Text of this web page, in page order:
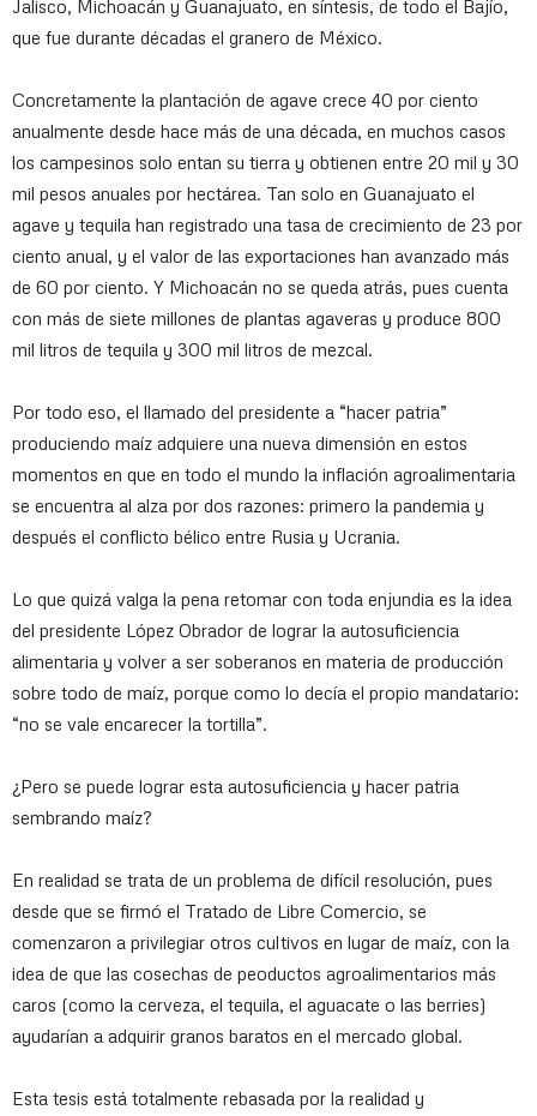
Jalisco, Michoacán y Guanajuato, en síntesis, de todo el Bajío,
que fue durante décadas el granero de México.
Concretamente la plantación de agave crece 40 por ciento
anualmente desde hace más de una década, en muchos casos
los campesinos solo entan su tierra y obtienen entre 20 mil y 30
mil pesos anuales por hectárea. Tan solo en Guanajuato el
agave y tequila han registrado una tasa de crecimiento de 23 por
ciento anual, y el valor de las exportaciones han avanzado más
de 60 por ciento. Y Michoacán no se queda atrás, pues cuenta
con más de siete millones de plantas agaveras y produce 800
mil litros de tequila y 300 mil litros de mezcal.
Por todo eso, el llamado del presidente a “hacer patria”
produciendo maíz adquiere una nueva dimensión en estos
momentos en que en todo el mundo la inflación agroalimentaria
se encuentra al alza por dos razones: primero la pandemia y
después el conflicto bélico entre Rusia y Ucrania.
Lo que quizá valga la pena retomar con toda enjundia es la idea
del presidente López Obrador de lograr la autosuficiencia
alimentaria y volver a ser soberanos en materia de producción
sobre todo de maíz, porque como lo decía el propio mandatario:
“no se vale encarecer la tortilla”.
¿Pero se puede lograr esta autosuficiencia y hacer patria
sembrando maíz?
En realidad se trata de un problema de difícil resolución, pues
desde que se firmó el Tratado de Libre Comercio, se
comenzaron a privilegiar otros cultivos en lugar de maíz, con la
idea de que las cosechas de peoductos agroalimentarios más
caros (como la cerveza, el tequila, el aguacate o las berries)
ayudarían a adquirir granos baratos en el mercado global.
Esta tesis está totalmente rebasada por la realidad y